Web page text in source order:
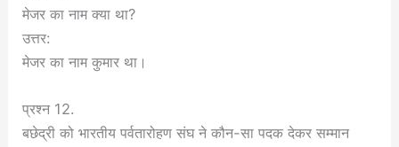
मेजर का नाम क्या था?
उत्तर:
मेजर का नाम कुमार था।
प्रश्न 12.
बछेद्री को भारतीय पर्वतारोहण संघ ने कौन-सा पदक देकर सम्मान